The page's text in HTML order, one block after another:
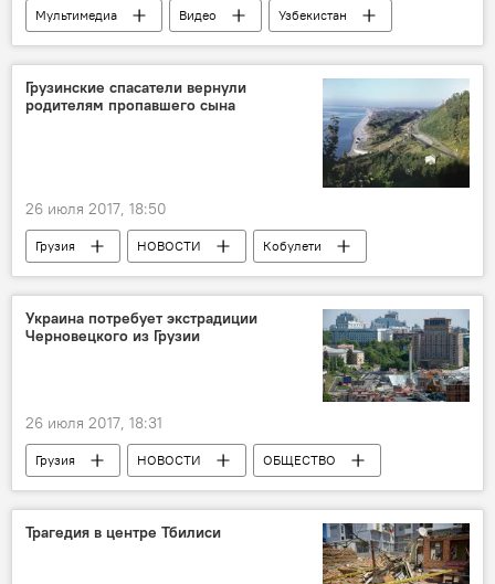
Мультимедиа Видео
Узбекистан
забавные случаи
ДТП
Грузинские спасатели вернули
родителям пропавшего сына
26 июля 2017, 18:50
Грузия НОВОСТИ Кобулети
Украина потребует экстрадиции
Черновецкого из Грузии
26 июля 2017, 18:31
Грузия НОВОСТИ
ОБЩЕСТВО
Леонид Черновецкий
Главная прокуратура Грузии
Трагедия в центре Тбилиси